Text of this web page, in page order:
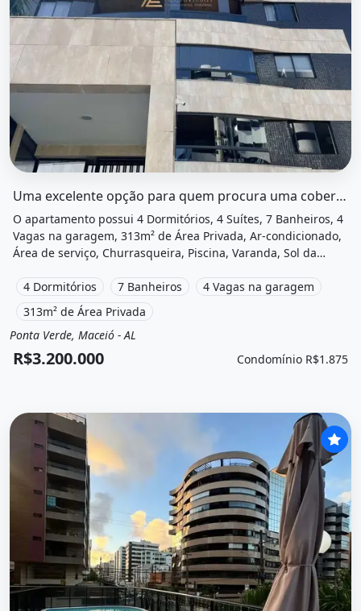
Uma excelente opção para quem procura uma cobertura na Ponta...
O apartamento possui 4 Dormitórios, 4 Suítes, 7 Banheiros, 4
Vagas na garagem, 313m² de Área Privada, Ar-condicionado,
Área de serviço, Churrasqueira, Piscina, Varanda, Sol da
e está localizado em Rua Prefeito Abdon Arroxelas, Maceió, Al
à venda por R$3.200.000 e Condomínio por R$1.875 /Mês.
4 Dormitórios 7 Banheiros
4 Vagas na garagem
313m² de Área Privada
Venda
Apartamento
Ponta Verde, Maceió - AL
R$3.200.000 Condomínio R$1.875